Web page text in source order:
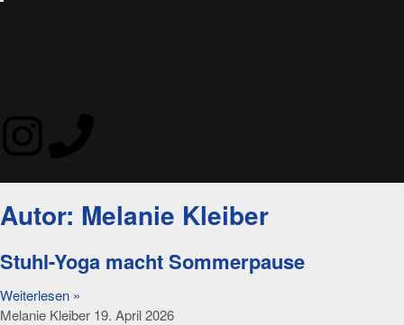
Autor: Melanie Kleiber
Stuhl-Yoga macht Sommerpause
Weiterlesen »
Melanie Kleiber 19. April 2026